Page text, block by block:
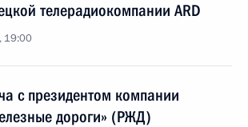
телерадиокомпании ARD
19:00
с президентом компании
дороги» (РЖД)